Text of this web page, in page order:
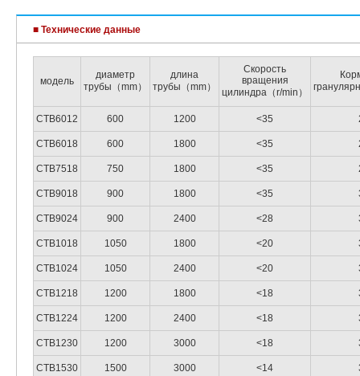
■ Технические данные
модель
диаметр
трубы（mm）
длина
трубы（mm）
Скорость
вращения
цилиндра（r/min）
CTB6012 600 1200 <35
CTB6018 600 1800 <35
CTB7518 750 1800 <35
CTB9018 900 1800 <35
CTB9024 900 2400 <28
CTB1018 1050 1800 <20
CTB1024 1050 2400 <20
CTB1218 1200 1800 <18
CTB1224 1200 2400 <18
CTB1230 1200 3000 <18
CTB1530 1500 3000 <14